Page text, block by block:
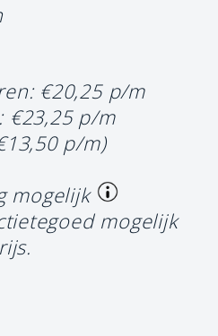
€20,25 p/m
€23,25 p/m
p/m)
mogelijk
mogelijk